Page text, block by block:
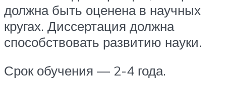
должна быть оценена в научных
кругах. Диссертация должна
способствовать развитию науки.
Срок обучения — 2-4 года.